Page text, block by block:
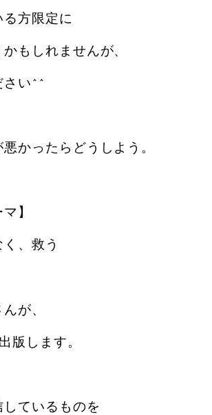
る方限定に
もしれませんが、
さい^^
かったらどうしよう。
】
、救う
が、
版します。
ているものを